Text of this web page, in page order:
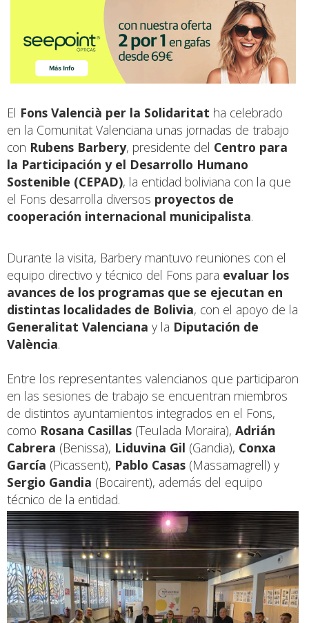
El Fons Valencià per la Solidaritat ha celebrado
en la Comunitat Valenciana unas jornadas de trabajo
con Rubens Barbery, presidente del Centro para
la Participación y el Desarrollo Humano
Sostenible (CEPAD), la entidad boliviana con la que
el Fons desarrolla diversos proyectos de
cooperación internacional municipalista.
Durante la visita, Barbery mantuvo reuniones con el
equipo directivo y técnico del Fons para evaluar los
avances de los programas que se ejecutan en
distintas localidades de Bolivia, con el apoyo de la
Generalitat Valenciana y la Diputación de
València.
Entre los representantes valencianos que participaron
en las sesiones de trabajo se encuentran miembros
de distintos ayuntamientos integrados en el Fons,
como Rosana Casillas (Teulada Moraira), Adrián
Cabrera (Benissa), Liduvina Gil (Gandia), Conxa
García (Picassent), Pablo Casas (Massamagrell) y
Sergio Gandia (Bocairent), además del equipo
técnico de la entidad.